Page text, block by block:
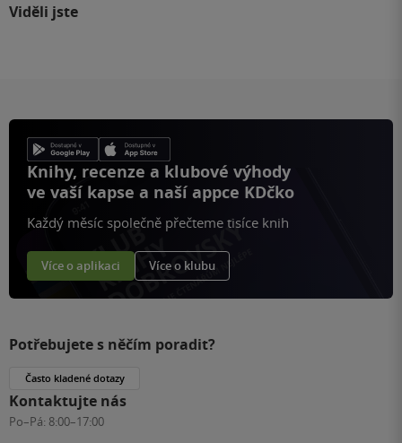
Viděli jste
Knihy, recenze a klubové výhody
ve vaší kapse a naší appce KDčko
Každý měsíc společně přečteme tisíce knih
Více o aplikaci Více o klubu
Potřebujete s něčím poradit?
Často kladené dotazy
Kontaktujte nás
Po–Pá: 8:00–17:00